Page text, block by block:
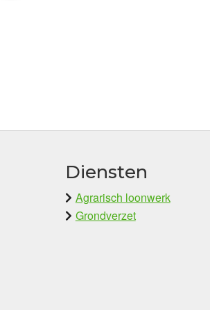
Diensten
Agrarisch loonwerk
Grondverzet